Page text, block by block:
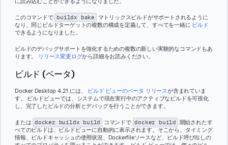
このコマンドで buildx bake
マトリックスビルドがサポートされるように
なり、同じビルドターゲットの複数の構成を定義して、すべてを一緒に ビルド
できるようになりました。
ビルドのデバッグサポートを強化するための複数の新しい実験的なコマンドもあ
ります。
リリース変更ログから詳細をお読みください。
ビルド (ベータ)
Docker Desktop 4.21 には、 ビルド ビューのベータ リリースが含まれていま
す。 ビルドビューでは、システムで現在実行中のアクティブなビルドを可視化
し、完了したビルドの分析とデバッグを行うことができます。
または docker buildx build コマンドで docker build 開始されたす
べてのビルドは、ビルドビューに自動的に表示されます。そこから、タイミング
情報、ビルドキャッシュの使用状況、Dockerfileソースなど、ビルド呼び出しの